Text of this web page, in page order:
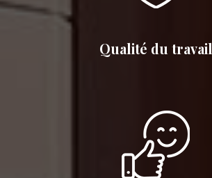
Qualité du travail